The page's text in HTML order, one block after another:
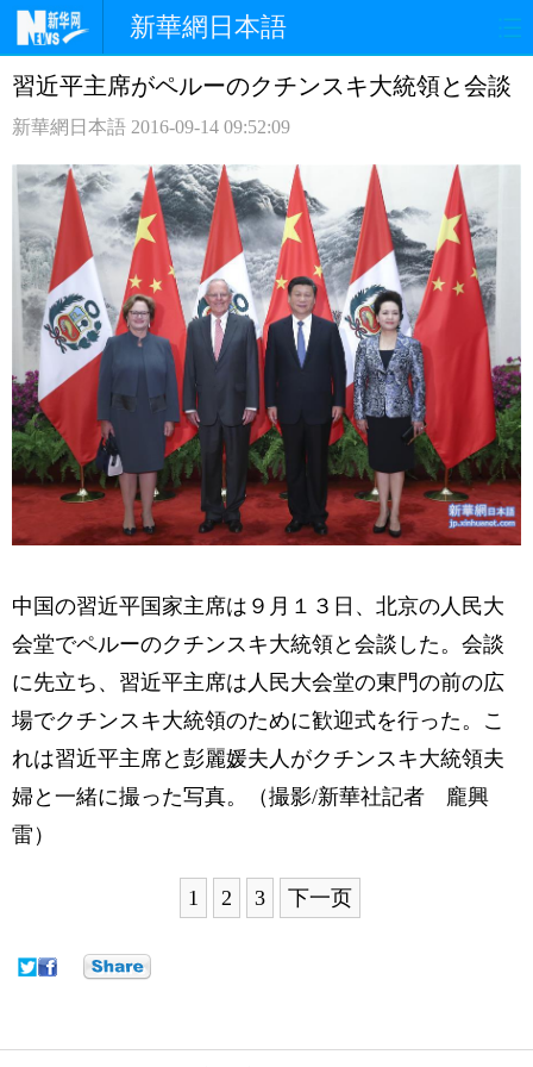
新華網日本語
ホームページ 政治 経済
観光 評論 写真
中日対訳
習近平主席がペルーのクチンスキ大統領と会談
新華網日本語 2016-09-14 09:52:09
中国の習近平国家主席は９月１３日、北京の人民大
会堂でペルーのクチンスキ大統領と会談した。会談
に先立ち、習近平主席は人民大会堂の東門の前の広
場でクチンスキ大統領のために歓迎式を行った。こ
れは習近平主席と彭麗媛夫人がクチンスキ大統領夫
婦と一緒に撮った写真。（撮影/新華社記者 龐興
雷）
1 2 3 下一页